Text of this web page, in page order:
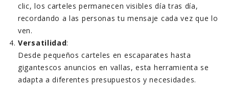
clic, los carteles permanecen visibles día tras día,
recordando a las personas tu mensaje cada vez que lo
ven.
Versatilidad:
Desde pequeños carteles en escaparates hasta
gigantescos anuncios en vallas, esta herramienta se
adapta a diferentes presupuestos y necesidades.